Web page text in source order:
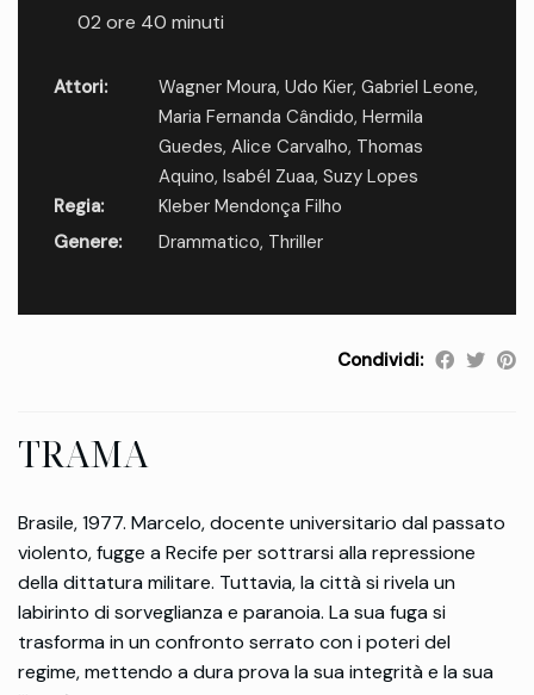
02 ore 40 minuti
Attori: Wagner Moura, Udo Kier, Gabriel Leone,
Maria Fernanda Cândido, Hermila
Guedes, Alice Carvalho, Thomas
Aquino, Isabél Zuaa, Suzy Lopes
Regia:
Kleber Mendonça Filho
Genere:
Drammatico, Thriller
Condividi:
TRAMA
Brasile, 1977. Marcelo, docente universitario dal passato
violento, fugge a Recife per sottrarsi alla repressione
della dittatura militare. Tuttavia, la città si rivela un
labirinto di sorveglianza e paranoia. La sua fuga si
trasforma in un confronto serrato con i poteri del
regime, mettendo a dura prova la sua integrità e la sua